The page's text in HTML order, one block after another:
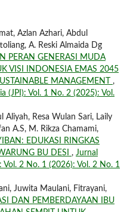
Azlan Azhari, Abdul
A. Reski Almaida Dg
PERAN GENERASI MUDA
VISI INDONESIA EMAS 2045
MANAGEMENT ,
(JPI): Vol. 1 No. 2 (2025): Vol.
Aliyah, Resa Wulan Sari, Laily
A.S, M. Rikza Chamami,
EDUKASI RINGKAS
BU DESI , Jurnal
Vol. 2 No. 1 (2026): Vol. 2 No. 1
Juwita Maulani, Fitrayani,
DAN PEMBERDAYAAN IBU